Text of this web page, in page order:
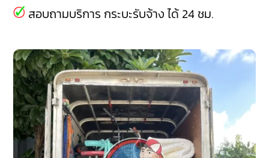
สอบถามบริการ กระบะรับจ้าง ได้ 24 ชม.